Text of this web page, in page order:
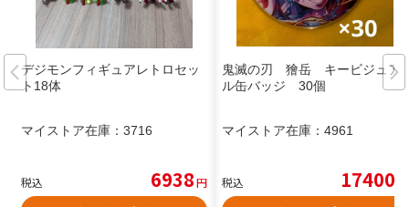
デジモンフィギュアレトロセッ
ト18体
マイストア在庫： 3716
税込 6938円
鬼滅の刃 獪岳 キービジュア
ル缶バッジ 30個
マイストア在庫： 4961
税込 17400